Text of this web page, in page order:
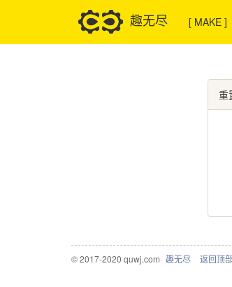
趣无尽 [ MAKE ]
重
© 2017-2020 quwj.com 趣无尽 返回顶